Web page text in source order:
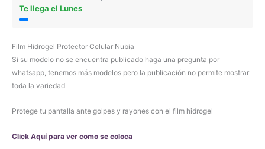
Te llega el Lunes
Film Hidrogel Protector Celular Nubia
Si su modelo no se encuentra publicado haga una pregunta por
whatsapp, tenemos más modelos pero la publicación no permite mostrar
toda la variedad
Protege tu pantalla ante golpes y rayones con el film hidrogel
Click Aquí para ver como se coloca